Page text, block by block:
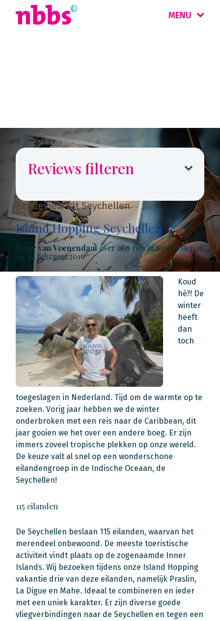
MENU
Reviews filteren
Een review uit Seychellen
Island Hopping Seychellen
Peter van Veenendaal over een reis in Seychellen
op 24 februari 2016
Koud
hè?! De
winter
heeft
dan
toch
toegeslagen in Nederland. Tijd om de warmte op te
zoeken. Vorig jaar hebben we de winter
onderbroken met een reis naar de Caribbean, dit
jaar gooien we het over een andere boeg. Er zijn
immers zoveel tropische plekken op onze wereld.
De keuze valt al snel op een wonderschone
eilandengroep in de Indische Oceaan, de
Seychellen!
115 eilanden
De Seychellen beslaan 115 eilanden, waarvan het
merendeel onbewoond. De meeste toeristische
activiteit vindt plaats op de zogenaamde Inner
Islands. Wij bezoeken tijdens onze Island Hopping
vakantie drie van deze eilanden, namelijk Praslin,
La Digue en Mahe. Ideaal te combineren en ieder
met een uniek karakter. Er zijn diverse goede
vliegverbindingen naar de Seychellen en tegen een